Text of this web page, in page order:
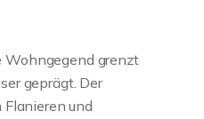
Wohngegend grenzt
geprägt. Der
und